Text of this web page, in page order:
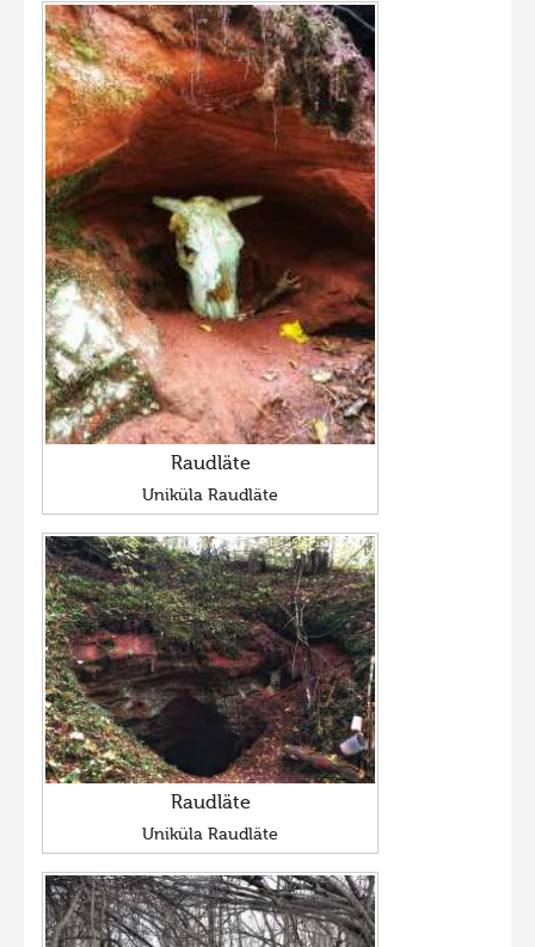
Raudläte
Uniküla Raudläte
Raudläte
Uniküla Raudläte